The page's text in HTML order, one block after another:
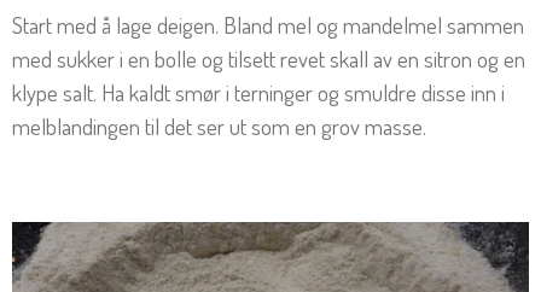
Start med å lage deigen. Bland mel og mandelmel sammen
med sukker i en bolle og tilsett revet skall av en sitron og en
klype salt. Ha kaldt smør i terninger og smuldre disse inn i
melblandingen til det ser ut som en grov masse.